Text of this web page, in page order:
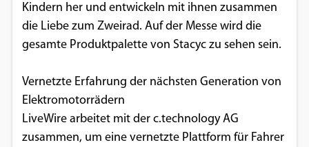
Kindern her und entwickeln mit ihnen zusammen
die Liebe zum Zweirad. Auf der Messe wird die
gesamte Produktpalette von Stacyc zu sehen sein.
Vernetzte Erfahrung der nächsten Generation von
Elektromotorrädern
LiveWire arbeitet mit der c.technology AG
zusammen, um eine vernetzte Plattform für Fahrer